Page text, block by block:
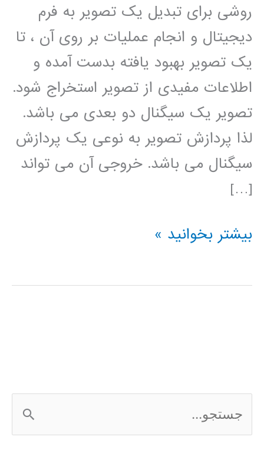
روشی برای تبدیل یک تصویر به فرم
دیجیتال و انجام عملیات بر روی آن ، تا
یک تصویر بهبود یافته بدست آمده و
اطلاعات مفیدی از تصویر استخراج شود.
تصویر یک سیگنال دو بعدی می باشد.
لذا پردازش تصویر به نوعی یک پردازش
سیگنال می باشد. خروجی آن می تواند
[…]
فیلم
پردازش
بیشتر بخوانید »
س